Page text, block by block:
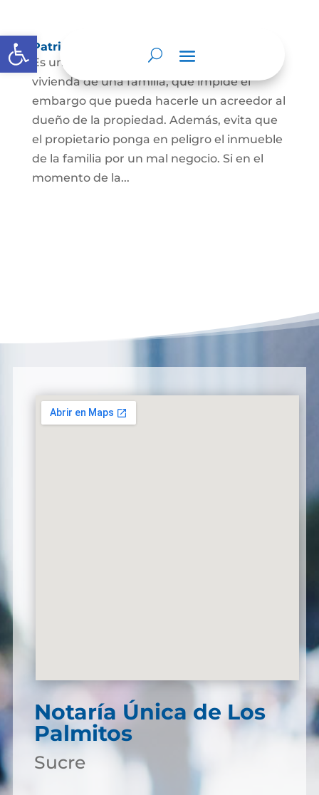
Abrir barra de herramientas
Patrimonio de familia inembargable
Es una clase especial de protección de la
vivienda de una familia, que impide el
embargo que pueda hacerle un acreedor al
dueño de la propiedad. Además, evita que
el propietario ponga en peligro el inmueble
de la familia por un mal negocio. Si en el
momento de la...
Notaría Única de Los
Palmitos
Sucre